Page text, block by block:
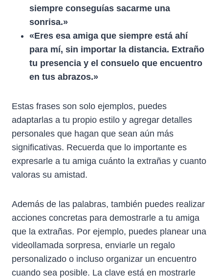
siempre conseguías sacarme una
sonrisa.»
«Eres esa amiga que siempre está ahí
para mí, sin importar la distancia. Extraño
tu presencia y el consuelo que encuentro
en tus abrazos.»
Estas frases son solo ejemplos, puedes
adaptarlas a tu propio estilo y agregar detalles
personales que hagan que sean aún más
significativas. Recuerda que lo importante es
expresarle a tu amiga cuánto la extrañas y cuanto
valoras su amistad.
Además de las palabras, también puedes realizar
acciones concretas para demostrarle a tu amiga
que la extrañas. Por ejemplo, puedes planear una
videollamada sorpresa, enviarle un regalo
personalizado o incluso organizar un encuentro
cuando sea posible. La clave está en mostrarle